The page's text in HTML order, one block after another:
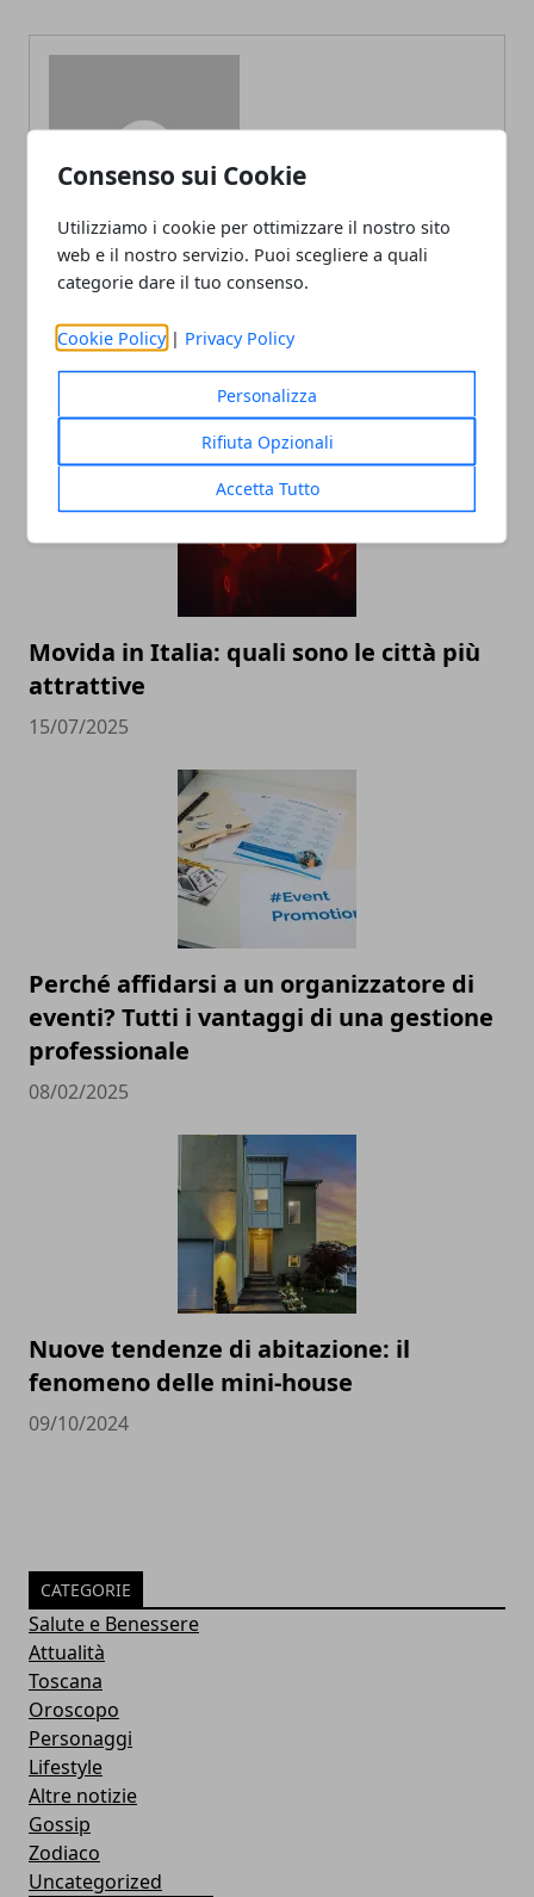
Consenso sui Cookie
Utilizziamo i cookie per ottimizzare il nostro sito
web e il nostro servizio. Puoi scegliere a quali
categorie dare il tuo consenso.
Cookie Policy | Privacy Policy
Personalizza
Rifiuta Opzionali
Accetta Tutto
Redazione
Movida in Italia: quali sono le città più
attrattive
15/07/2025
Perché affidarsi a un organizzatore di
eventi? Tutti i vantaggi di una gestione
professionale
08/02/2025
Nuove tendenze di abitazione: il
fenomeno delle mini-house
09/10/2024
CATEGORIE
Salute e Benessere
Attualità
Toscana
Oroscopo
Personaggi
Lifestyle
Altre notizie
Gossip
Zodiaco
Uncategorized